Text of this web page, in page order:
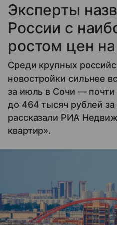
Эксперты
России с
ростом цен
Среди крупных
новостройки сильнее
за июль в Сочи — почти
до 464 тысяч рублей
рассказали РИА
квартир».